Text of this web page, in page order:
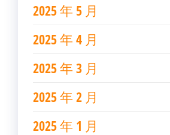
2025 年 5 月
2025 年 4 月
2025 年 3 月
2025 年 2 月
2025 年 1 月